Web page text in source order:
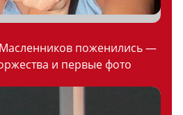
поженились —
и первые фото